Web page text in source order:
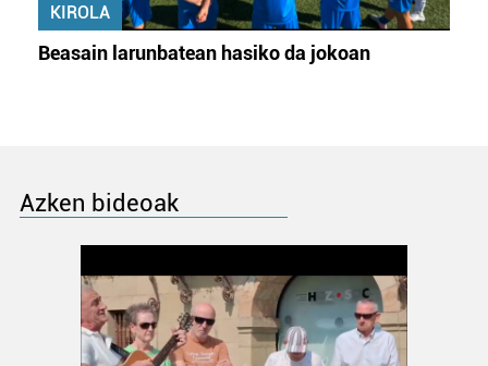
KIROLA
Beasain larunbatean hasiko da jokoan
Azken bideoak